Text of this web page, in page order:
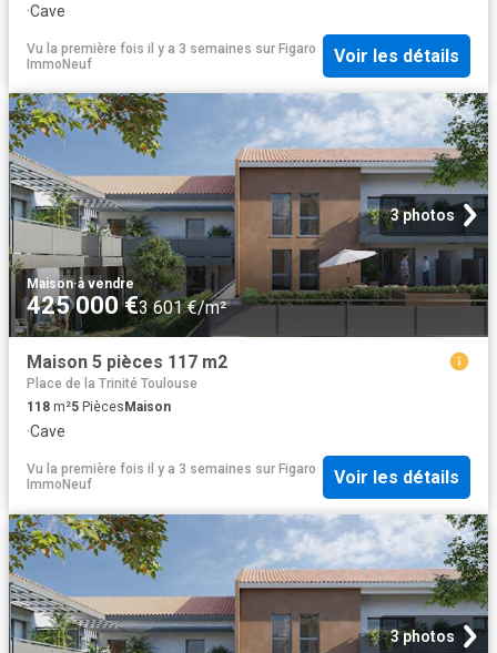
·Cave
Vu la première fois il y a 3 semaines sur Figaro
ImmoNeuf
Voir les détails
3 photos
Maison·à vendre
425 000 €3 601 €/m²
Maison 5 pièces 117 m2
Place de la Trinité Toulouse
118 m²5 Pièces Maison
·Cave
Vu la première fois il y a 3 semaines sur Figaro
ImmoNeuf
Voir les détails
3 photos